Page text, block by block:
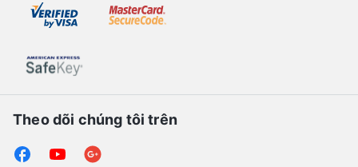
Theo dõi chúng tôi trên